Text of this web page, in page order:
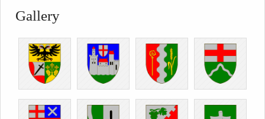
Gallery